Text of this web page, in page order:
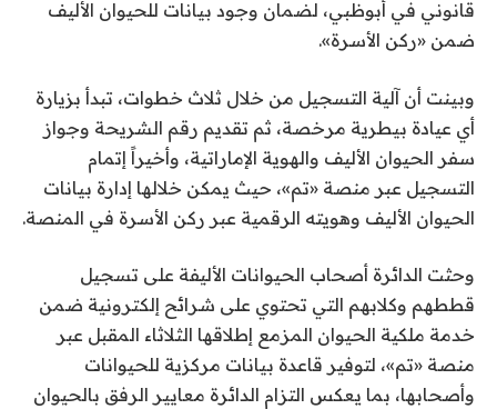
قانوني في أبوظبي، لضمان وجود بيانات للحيوان الأليف
ضمن «ركن الأسرة».
وبينت أن آلية التسجيل من خلال ثلاث خطوات، تبدأ بزيارة
أي عيادة بيطرية مرخصة، ثم تقديم رقم الشريحة وجواز
سفر الحيوان الأليف والهوية الإماراتية، وأخيراً إتمام
التسجيل عبر منصة «تم»، حيث يمكن خلالها إدارة بيانات
الحيوان الأليف وهويته الرقمية عبر ركن الأسرة في المنصة.
وحثت الدائرة أصحاب الحيوانات الأليفة على تسجيل
قططهم وكلابهم التي تحتوي على شرائح إلكترونية ضمن
خدمة ملكية الحيوان المزمع إطلاقها الثلاثاء المقبل عبر
منصة «تم»، لتوفير قاعدة بيانات مركزية للحيوانات
وأصحابها، بما يعكس التزام الدائرة معايير الرفق بالحيوان